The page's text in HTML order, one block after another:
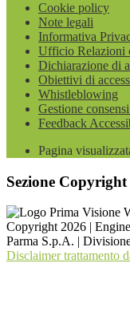
Cookie policy
Note legali
Informativa
Ufficio Relazioni
Dichiarazione di
Obiettivi di
Whistleblowing
Gestione
Feedback
Pagina
Sezione Copyright
Copyright 2026 |
Parma S.p.A. |
Disclaimer trattamento